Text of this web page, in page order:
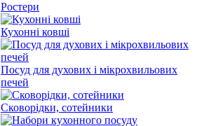
Ростери
Кухонні ковші
Посуд для духових і мікрохвильових
печей
Сковорідки, сотейники